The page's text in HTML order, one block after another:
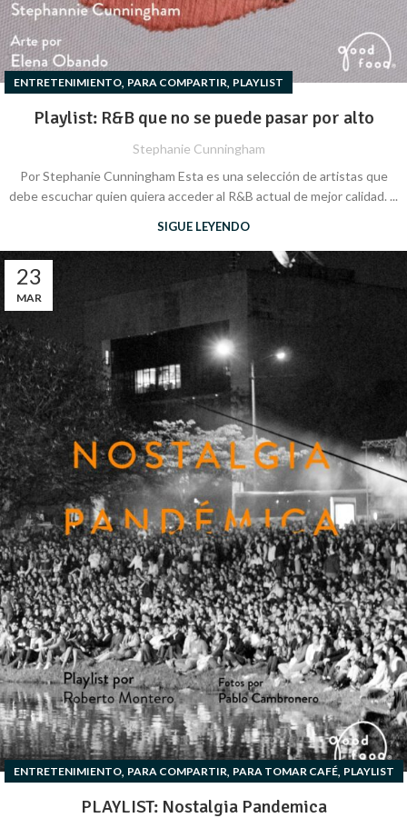
ENTRETENIMIENTO, PARA COMPARTIR, PLAYLIST
Playlist: R&B que no se puede pasar por alto
Stephanie Cunningham
Por Stephanie Cunningham Esta es una selección de artistas que
debe escuchar quien quiera acceder al R&B actual de mejor calidad. ...
SIGUE LEYENDO
23
MAR
ENTRETENIMIENTO, PARA COMPARTIR, PARA TOMAR CAFÉ, PLAYLIST
PLAYLIST: Nostalgia Pandemica